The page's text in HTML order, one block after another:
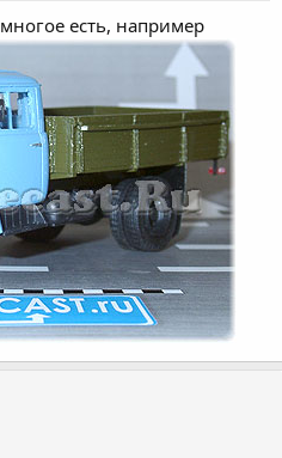
есть, например